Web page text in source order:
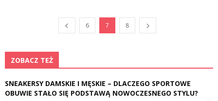
6 7 8
ZOBACZ TEŻ
SNEAKERSY DAMSKIE I MĘSKIE – DLACZEGO SPORTOWE
OBUWIE STAŁO SIĘ PODSTAWĄ NOWOCZESNEGO STYLU?